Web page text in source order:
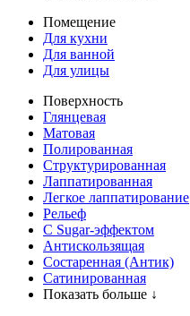
Помещение
Для кухни
Для ванной
Для улицы
Поверхность
Глянцевая
Матовая
Полированная
Структурированная
Лаппатированная
Легкое лаппатирование
Рельеф
С Sugar-эффектом
Антискользящая
Состаренная (Антик)
Сатинированная
Показать больше ↓